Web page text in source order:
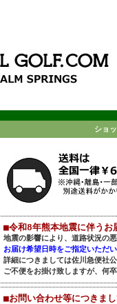
ショ
■令和8年熊本地震に伴う
地震の影響により、道路状況の
お届け希望日時をご指定いただ
詳細につきましては佐川急便社
ご不便をお掛け致しますが、何
■お問い合わせ等につきま